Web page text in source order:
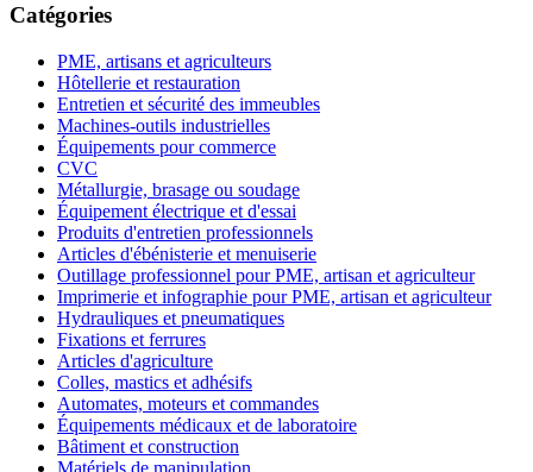
Catégories
PME, artisans et agriculteurs
Hôtellerie et restauration
Entretien et sécurité des immeubles
Machines-outils industrielles
Équipements pour commerce
CVC
Métallurgie, brasage ou soudage
Équipement électrique et d'essai
Produits d'entretien professionnels
Articles d'ébénisterie et menuiserie
Outillage professionnel pour PME, artisan et agriculteur
Imprimerie et infographie pour PME, artisan et agriculteur
Hydrauliques et pneumatiques
Fixations et ferrures
Articles d'agriculture
Colles, mastics et adhésifs
Automates, moteurs et commandes
Équipements médicaux et de laboratoire
Bâtiment et construction
Matériels de manipulation